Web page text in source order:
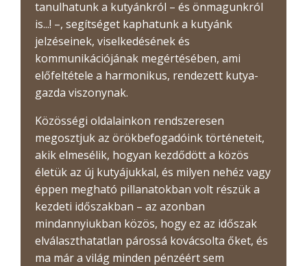
tanulhatunk a kutyánkról – és önmagunkról
is...! –, segítséget kaphatunk a kutyánk
jelzéseinek, viselkedésének és
kommunikációjának megértésében, ami
előfeltétele a harmonikus, rendezett kutya-
gazda viszonynak.
Közösségi oldalainkon rendszeresen
megosztjuk az örökbefogadóink történeteit,
akik elmesélik, hogyan kezdődött a közös
életük az új kutyájukkal, és milyen nehéz vagy
éppen megható pillanatokban volt részük a
kezdeti időszakban – az azonban
mindannyiukban közös, hogy ez az időszak
elválaszthatatlan párossá kovácsolta őket, és
ma már a világ minden pénzéért sem